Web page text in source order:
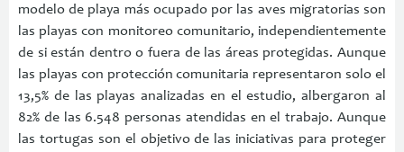
modelo de playa más ocupado por las aves migratorias son
las playas con monitoreo comunitario, independientemente
de si están dentro o fuera de las áreas protegidas. Aunque
las playas con protección comunitaria representaron solo el
13,5% de las playas analizadas en el estudio, albergaron al
82% de las 6.548 personas atendidas en el trabajo. Aunque
las tortugas son el objetivo de las iniciativas para proteger